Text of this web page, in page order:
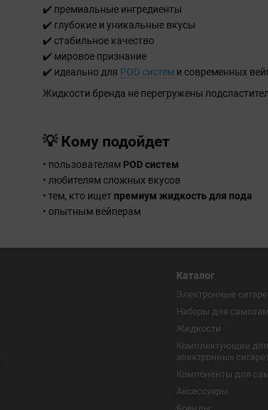
✔️ премиальные ингредиенты
✔️ глубокие и уникальные вкусы
✔️ стабильное качество
✔️ мировое признание
✔️ идеально для POD систем и современных
Жидкости бренда не перегружены
💡 Кому подойдет
• пользователям POD систем
• любителям сложных вкусов
• тем, кто ищет премиум жидкость для пода
• опытным вейперам
Каталог
Электронные
Наборы для
Жидкости
Комплектующие для
электронных
Компоненты для
Аксессуары